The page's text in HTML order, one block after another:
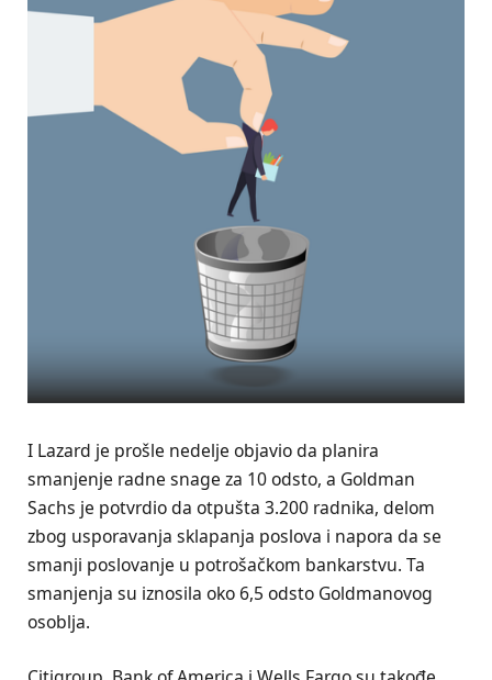
I Lazard je prošle nedelje objavio da planira
smanjenje radne snage za 10 odsto, a Goldman
Sachs je potvrdio da otpušta 3.200 radnika, delom
zbog usporavanja sklapanja poslova i napora da se
smanji poslovanje u potrošačkom bankarstvu. Ta
smanjenja su iznosila oko 6,5 odsto Goldmanovog
osoblja.